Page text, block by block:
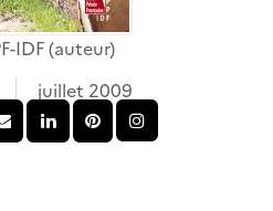
IDF(auteur)
juillet 2009